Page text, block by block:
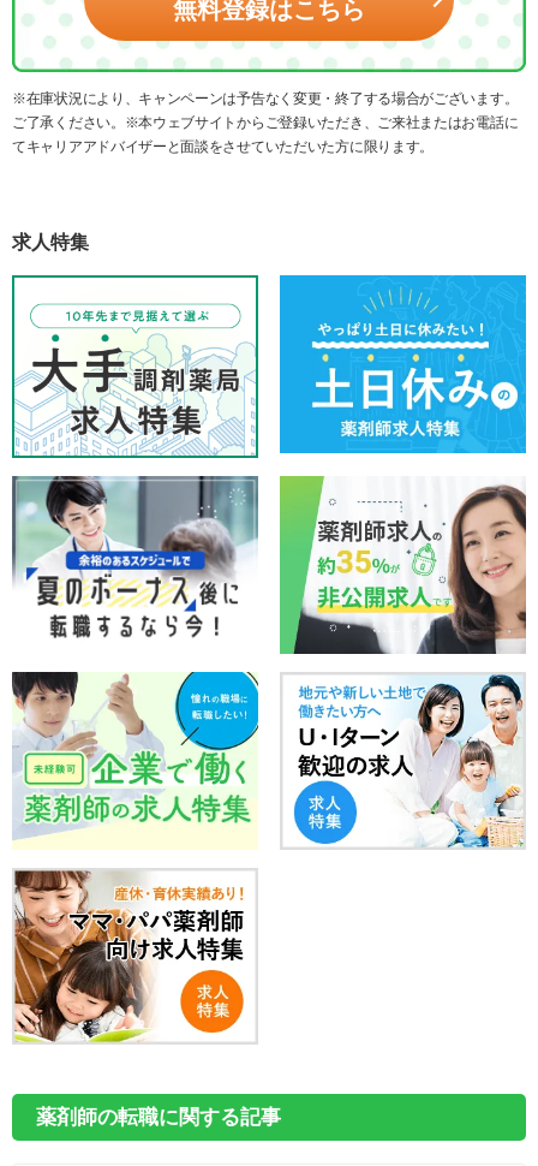
無料登録はこちら
※在庫状況により、キャンペーンは予告なく変更・終了する場合がございます。
ご了承ください。※本ウェブサイトからご登録いただき、ご来社またはお電話に
てキャリアアドバイザーと面談をさせていただいた方に限ります。
求人特集
薬剤師の転職に関する記事